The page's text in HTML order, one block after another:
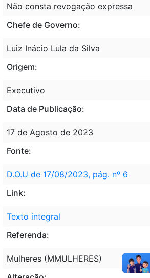
Não consta revogação expressa
Chefe de Governo:
Luiz Inácio Lula da Silva
Origem:
Executivo
Data de Publicação:
17 de Agosto de 2023
Fonte:
D.O.U de 17/08/2023, pág. nº 6
Link:
Texto integral
Referenda:
Mulheres (MMULHERES)